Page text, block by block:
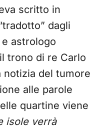
scritto in
dagli
astrologo
trono di re Carlo
notizia del tumore
alle parole
quartine viene
isole verrà